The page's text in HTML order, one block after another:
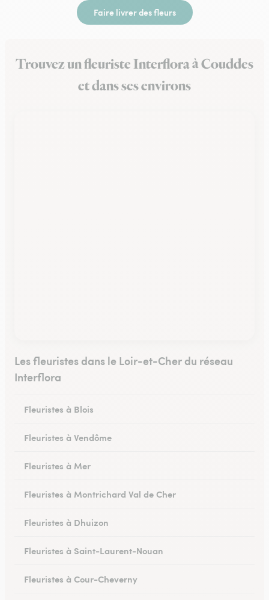
Faire livrer des fleurs
Trouvez un fleuriste Interflora à Couddes
et dans ses environs
Les fleuristes dans le Loir-et-Cher du réseau
Interflora
Fleuristes à Blois
Fleuristes à Vendôme
Fleuristes à Mer
Fleuristes à Montrichard Val de Cher
Fleuristes à Dhuizon
Fleuristes à Saint-Laurent-Nouan
Fleuristes à Cour-Cheverny